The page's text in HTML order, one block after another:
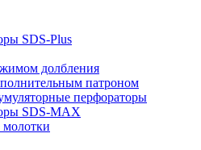
SDS-Plus
долбления
патроном
перфораторы
SDS-MAX